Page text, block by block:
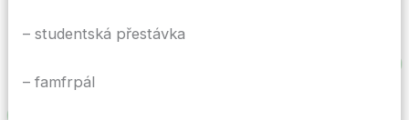
– studentská přestávka
– famfrpál